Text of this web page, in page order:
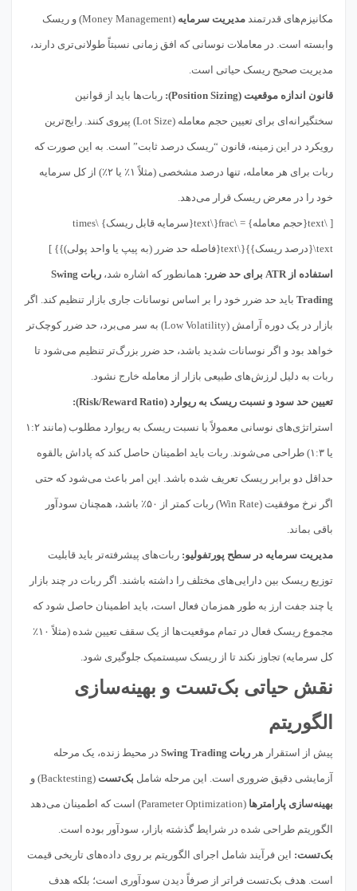
مکانیزم‌های قدرتمند مدیریت سرمایه (Money Management) و ریسک
وابسته است. در معاملات نوسانی که افق زمانی نسبتاً طولانی‌تری دارند،
مدیریت صحیح ریسک حیاتی است.
قانون اندازه موقعیت (Position Sizing): ربات‌ها باید از قوانین
سختگیرانه‌ای برای تعیین حجم معامله (Lot Size) پیروی کنند. رایج‌ترین
رویکرد در این زمینه، قانون “ریسک درصد ثابت” است. به این صورت که
ربات برای هر معامله، تنها درصد مشخصی (مثلاً ۱٪ یا ۲٪) از کل سرمایه
خود را در معرض ریسک قرار می‌دهد.
[ \text{حجم معامله} = \frac{\text{سرمایه قابل ریسک} \times
\text{درصد ریسک}}{\text{فاصله حد ضرر (به پیپ یا واحد پولی)}} ]
استفاده از ATR برای حد ضرر: همانطور که اشاره شد، ربات Swing
Trading باید حد ضرر خود را بر اساس نوسانات جاری بازار تنظیم کند. اگر
بازار در یک دوره آرامش (Low Volatility) به سر می‌برد، حد ضرر کوچک‌تر
خواهد بود و اگر نوسانات شدید باشد، حد ضرر بزرگ‌تر تنظیم می‌شود تا
ربات به دلیل لرزش‌های طبیعی بازار از معامله خارج نشود.
تعیین حد سود و نسبت ریسک به ریوارد (Risk/Reward Ratio):
استراتژی‌های نوسانی معمولاً با نسبت ریسک به ریوارد مطلوب (مانند ۱:۲
یا ۱:۳) طراحی می‌شوند. ربات باید اطمینان حاصل کند که پاداش بالقوه
حداقل دو برابر ریسک تعریف شده باشد. این امر باعث می‌شود که حتی
اگر نرخ موفقیت (Win Rate) ربات کمتر از ۵۰٪ باشد، همچنان سودآور
باقی بماند.
مدیریت سرمایه در سطح پورتفولیو: ربات‌های پیشرفته‌تر باید قابلیت
توزیع ریسک بین دارایی‌های مختلف را داشته باشند. اگر ربات در چند بازار
یا چند جفت ارز به طور همزمان فعال است، باید اطمینان حاصل شود که
مجموع ریسک فعال در تمام موقعیت‌ها از یک سقف تعیین شده (مثلاً ۱۰٪
کل سرمایه) تجاوز نکند تا از ریسک سیستمیک جلوگیری شود.
نقش حیاتی بک‌تست و بهینه‌سازی
الگوریتم
پیش از استقرار هر ربات Swing Trading در محیط زنده، یک مرحله
آزمایشی دقیق ضروری است. این مرحله شامل بک‌تست (Backtesting) و
بهینه‌سازی پارامترها (Parameter Optimization) است که اطمینان می‌دهد
الگوریتم طراحی شده در شرایط گذشته بازار، سودآور بوده است.
بک‌تست: این فرآیند شامل اجرای الگوریتم بر روی داده‌های تاریخی قیمت
است. هدف بک‌تست فراتر از صرفاً دیدن سودآوری است؛ بلکه هدف